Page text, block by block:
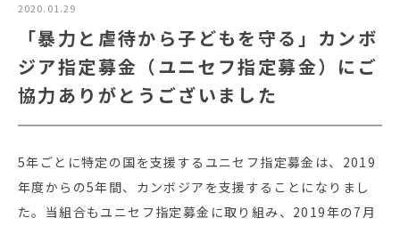
2020.01.29
「暴力と虐待から子どもを守る」カンボ
ジア指定募金（ユニセフ指定募金）にご
協力ありがとうございました
5年ごとに特定の国を支援するユニセフ指定募金は、2019
年度からの5年間、カンボジアを支援することになりまし
た。当組合もユニセフ指定募金に取り組み、2019年の7月